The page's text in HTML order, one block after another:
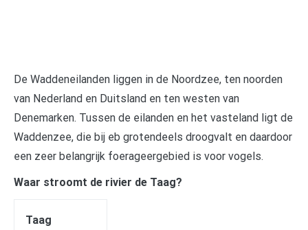
De Waddeneilanden liggen in de Noordzee, ten noorden
van Nederland en Duitsland en ten westen van
Denemarken. Tussen de eilanden en het vasteland ligt de
Waddenzee, die bij eb grotendeels droogvalt en daardoor
een zeer belangrijk foerageergebied is voor vogels.
Waar stroomt de rivier de Taag?
Taag